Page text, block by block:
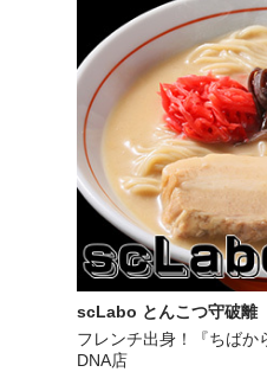
scLabo とんこつ守破離
フレンチ出身！『ちばか
DNA店